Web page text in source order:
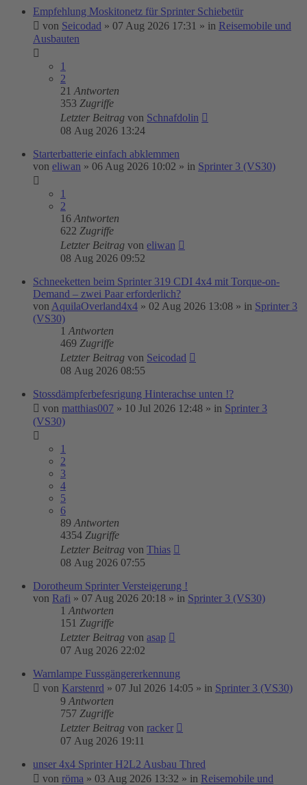
Empfehlung Moskitonetz für Sprinter Schiebetür
von Seicodad » 07 Aug 2026 17:31 » in Reisemobile und
Ausbauten
1
2
21 Antworten
353 Zugriffe
Letzter Beitrag von Schnafdolin
08 Aug 2026 13:24
Starterbatterie einfach abklemmen
von eliwan » 06 Aug 2026 10:02 » in Sprinter 3 (VS30)
1
2
16 Antworten
622 Zugriffe
Letzter Beitrag von eliwan
08 Aug 2026 09:52
Schneeketten beim Sprinter 319 CDI 4x4 mit Torque-on-
Demand – zwei Paar erforderlich?
von AquilaOverland4x4 » 02 Aug 2026 13:08 » in Sprinter 3
(VS30)
1 Antworten
469 Zugriffe
Letzter Beitrag von Seicodad
08 Aug 2026 08:55
Stossdämpferbefesrigung Hinterachse unten !?
von matthias007 » 10 Jul 2026 12:48 » in Sprinter 3
(VS30)
1
2
3
4
5
6
89 Antworten
4354 Zugriffe
Letzter Beitrag von Thias
08 Aug 2026 07:55
Dorotheum Sprinter Versteigerung !
von Rafi » 07 Aug 2026 20:18 » in Sprinter 3 (VS30)
1 Antworten
151 Zugriffe
Letzter Beitrag von asap
07 Aug 2026 22:02
Warnlampe Fussgängererkennung
von Karstenrd » 07 Jul 2026 14:05 » in Sprinter 3 (VS30)
9 Antworten
757 Zugriffe
Letzter Beitrag von racker
07 Aug 2026 19:11
unser 4x4 Sprinter H2L2 Ausbau Thred
von röma » 03 Aug 2026 13:32 » in Reisemobile und